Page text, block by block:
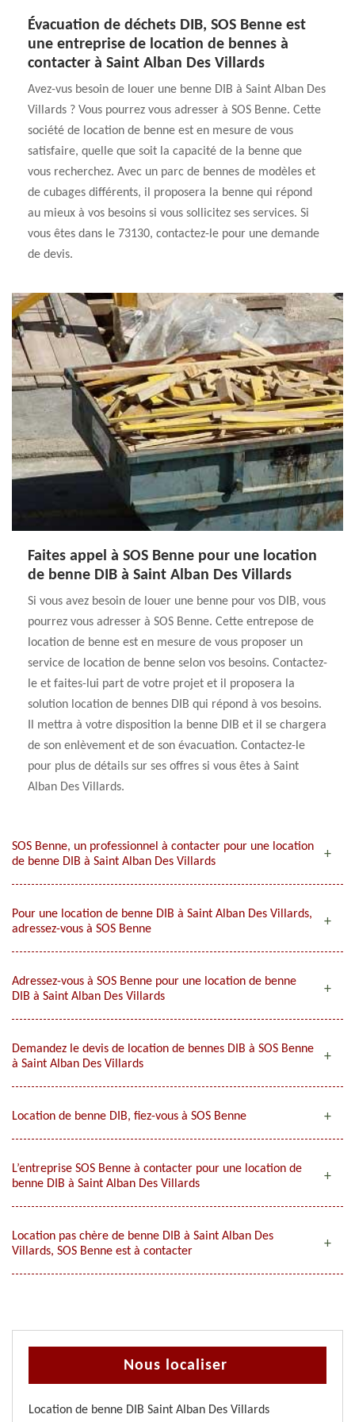
Évacuation de déchets DIB, SOS Benne est
une entreprise de location de bennes à
contacter à Saint Alban Des Villards
Avez-vus besoin de louer une benne DIB à Saint Alban Des
Villards ? Vous pourrez vous adresser à SOS Benne. Cette
société de location de benne est en mesure de vous
satisfaire, quelle que soit la capacité de la benne que
vous recherchez. Avec un parc de bennes de modèles et
de cubages différents, il proposera la benne qui répond
au mieux à vos besoins si vous sollicitez ses services. Si
vous êtes dans le 73130, contactez-le pour une demande
de devis.
Faites appel à SOS Benne pour une location
de benne DIB à Saint Alban Des Villards
Si vous avez besoin de louer une benne pour vos DIB, vous
pourrez vous adresser à SOS Benne. Cette entrepose de
location de benne est en mesure de vous proposer un
service de location de benne selon vos besoins. Contactez-
le et faites-lui part de votre projet et il proposera la
solution location de bennes DIB qui répond à vos besoins.
Il mettra à votre disposition la benne DIB et il se chargera
de son enlèvement et de son évacuation. Contactez-le
pour plus de détails sur ses offres si vous êtes à Saint
Alban Des Villards.
SOS Benne, un professionnel à contacter pour une location
de benne DIB à Saint Alban Des Villards
Pour une location de benne DIB à Saint Alban Des Villards,
adressez-vous à SOS Benne
Adressez-vous à SOS Benne pour une location de benne
DIB à Saint Alban Des Villards
Demandez le devis de location de bennes DIB à SOS Benne
à Saint Alban Des Villards
Location de benne DIB, fiez-vous à SOS Benne
L’entreprise SOS Benne à contacter pour une location de
benne DIB à Saint Alban Des Villards
Location pas chère de benne DIB à Saint Alban Des
Villards, SOS Benne est à contacter
Nous localiser
Location de benne DIB Saint Alban Des Villards